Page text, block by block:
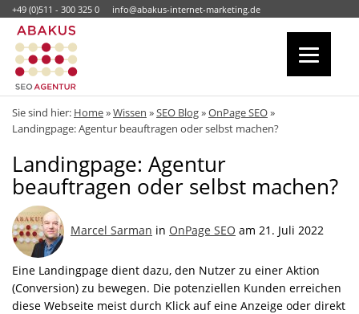
+49 (0)511 - 300 325 0 info@abakus-internet-marketing.de
Sie sind hier: Home»Wissen »SEO Blog»OnPage SEO»
Landingpage: Agentur beauftragen oder selbst machen?
Landingpage: Agentur
beauftragen oder selbst machen?
Marcel Sarman in OnPage SEO am 21. Juli 2022
Eine Landingpage dient dazu, den Nutzer zu einer Aktion
(Conversion) zu bewegen. Die potenziellen Kunden erreichen
diese Webseite meist durch Klick auf eine Anzeige oder direkt